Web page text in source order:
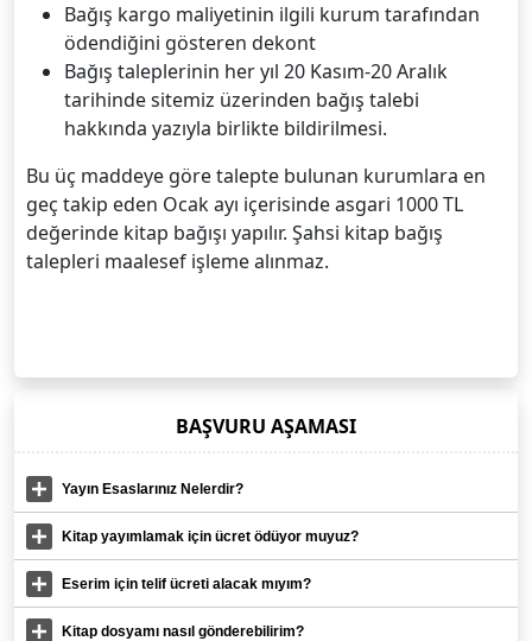
Bağış kargo maliyetinin ilgili kurum tarafından
ödendiğini gösteren dekont
Bağış taleplerinin her yıl 20 Kasım-20 Aralık
tarihinde sitemiz üzerinden bağış talebi
hakkında yazıyla birlikte bildirilmesi.
Bu üç maddeye göre talepte bulunan kurumlara en
geç takip eden Ocak ayı içerisinde asgari 1000 TL
değerinde kitap bağışı yapılır. Şahsi kitap bağış
talepleri maalesef işleme alınmaz.
BAŞVURU AŞAMASI
Yayın Esaslarınız Nelerdir?
Kitap yayımlamak için ücret ödüyor muyuz?
Eserim için telif ücreti alacak mıyım?
Kitap dosyamı nasıl gönderebilirim?